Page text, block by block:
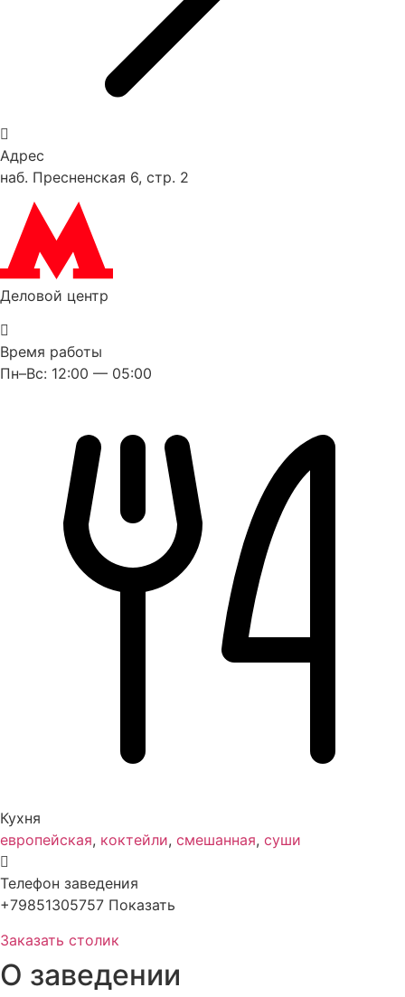
Адрес
наб. Пресненская 6, стр. 2
Деловой центр
Время работы
Пн–Вс: 12:00 — 05:00
Кухня
европейская, коктейли, смешанная, суши
Телефон заведения
+79851305757 Показать
Заказать столик
О заведении